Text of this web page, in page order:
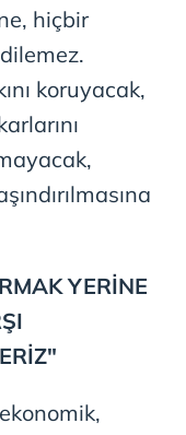
hiçbir
koruyacak,
YERİNE